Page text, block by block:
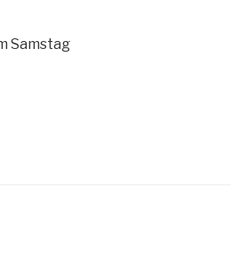
Samstag